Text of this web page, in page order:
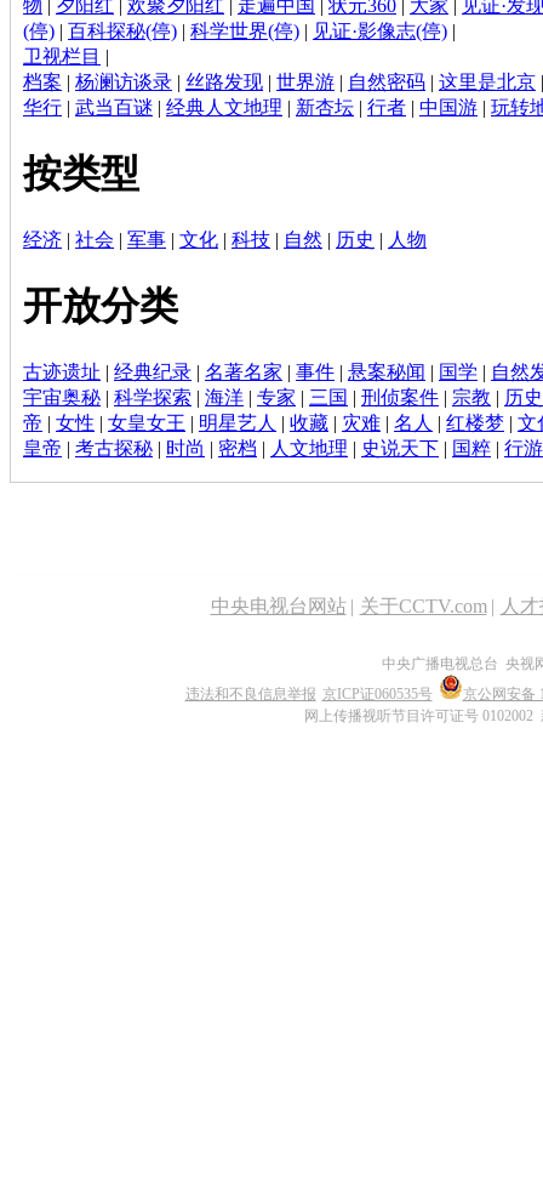
物 | 夕阳红 | 欢聚夕阳红 | 走遍中国 | 状元360 | 大家 | 见证·发
(停) | 百科探秘(停) | 科学世界(停) | 见证·影像志(停) |
卫视栏目 |
档案 | 杨澜访谈录 | 丝路发现 | 世界游 | 自然密码 | 这里是北京
华行 | 武当百谜 | 经典人文地理 | 新杏坛 | 行者 | 中国游 | 玩转
按类型
经济 | 社会 | 军事 | 文化 | 科技 | 自然 | 历史 | 人物
开放分类
古迹遗址 | 经典纪录 | 名著名家 | 事件 | 悬案秘闻 | 国学 | 自然
宇宙奥秘 | 科学探索 | 海洋 | 专家 | 三国 | 刑侦案件 | 宗教 | 历
帝 | 女性 | 女皇女王 | 明星艺人 | 收藏 | 灾难 | 名人 | 红楼梦 | 文
皇帝 | 考古探秘 | 时尚 | 密档 | 人文地理 | 史说天下 | 国粹 | 行游
中央电视台网站 | 关于CCTV.com | 人
中央广播电视总台 央视
违法和不良信息举报 京ICP证060535号
京公网安备
网上传播视听节目许可证号 0102002